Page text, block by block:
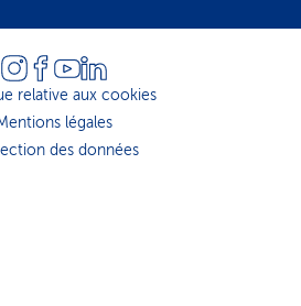
relative aux cookies
légales
des données